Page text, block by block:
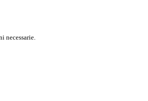
necessarie.